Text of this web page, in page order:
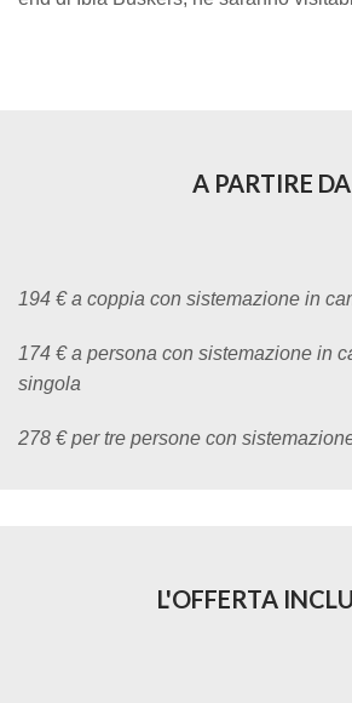
A PARTIRE DA
194 € a coppia con sistemazione in
174 € a persona con sistemazione in
singola
278 € per tre persone con
L'OFFERTA